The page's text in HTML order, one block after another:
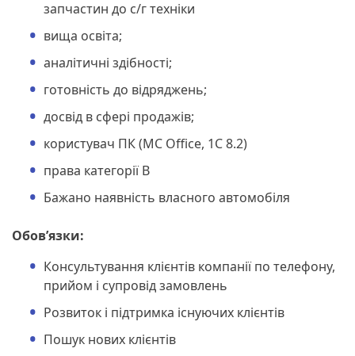
запчастин до с/г техніки
вища освіта;
аналітичні здібності;
готовність до відряджень;
досвід в сфері продажів;
користувач ПК (MC Office, 1С 8.2)
права категорії В
Бажано наявність власного автомобіля
Обов’язки:
Консультування клієнтів компанії по телефону,
прийом і супровід замовлень
Розвиток і підтримка існуючих клієнтів
Пошук нових клієнтів